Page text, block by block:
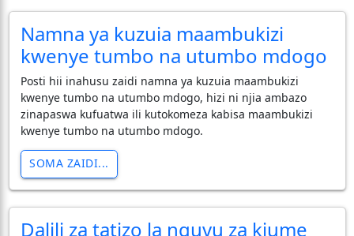
Namna ya kuzuia maambukizi
kwenye tumbo na utumbo mdogo
Posti hii inahusu zaidi namna ya kuzuia maambukizi
kwenye tumbo na utumbo mdogo, hizi ni njia ambazo
zinapaswa kufuatwa ili kutokomeza kabisa maambukizi
kwenye tumbo na utumbo mdogo.
SOMA ZAIDI...
Dalili za tatizo la nguvu za kiume